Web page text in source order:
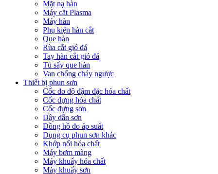
Mặt nạ hàn
Máy cắt Plasma
Máy hàn
Phụ kiện hàn cắt
Que hàn
Rùa cắt gió đá
Tay hàn cắt gió đá
Tủ sấy que hàn
Van chống cháy ngược
Thiết bị phun sơn
Cốc đo độ đậm đặc hóa chất
Cốc đựng hóa chất
Cốc đựng sơn
Dây dẫn sơn
Đồng hồ đo áp suất
Dụng cụ phun sơn khác
Khớp nối hóa chất
Máy bơm màng
Máy khuấy hóa chất
Máy khuấy sơn